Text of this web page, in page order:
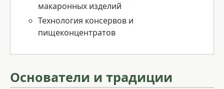
макаронных изделий
Технология консервов и
пищеконцентратов
Основатели и традиции